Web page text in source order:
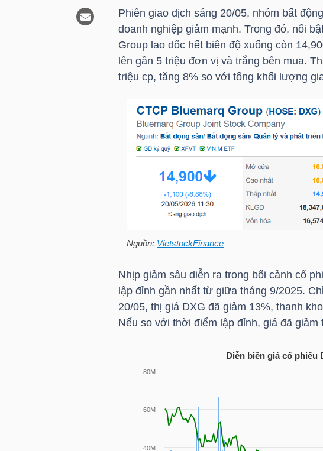
Phiên giao dịch sáng 20/05, nhóm bất
doanh nghiệp giảm mạnh. Trong đó, nổi
Group lao dốc hết biên độ xuống còn
lên gần 5 triệu đơn vị và trắng bên mua.
triệu cp, tăng 8% so với tổng khối lượng
Nguồn: VietstockFinance
Nhịp giảm sâu diễn ra trong bối cảnh cổ
lập đỉnh gần nhất từ giữa tháng 9/2025.
20/05, thị giá DXG đã giảm 13%, thanh
Nếu so với thời điểm lập đỉnh, giá đã giảm
Diễn biến giá cổ phiếu